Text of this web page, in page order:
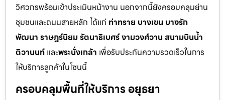
วิศวกรพร้อมเข้าประเมินหน้างาน นอกจากนี้ยังครอบคลุมย่าน
ชุมชนและถนนสายหลัก ได้แก่ ท่าทราย บางเขน บางรัก
พัฒนา ราษฎร์นิยม รัตนาธิเบศร์ งามวงศ์วาน สนามบินน้ำ
ติวานนท์ และพระนั่งเกล้า เพื่อรับประกันความรวดเร็วในการ
ให้บริการลูกค้าในโซนนี้
ครอบคลุมพื้นที่ให้บริการ อยุธยา